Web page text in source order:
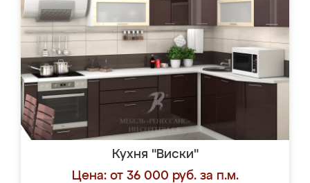
Кухня "Виски"
Цена: от 36 000 руб. за п.м.